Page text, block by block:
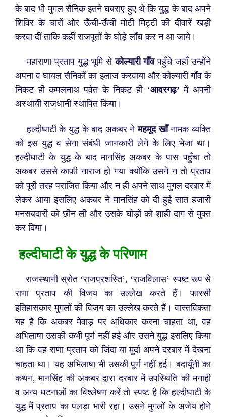
के बाद भी मुगल सैनिक इतने घबराए हुए थे कि युद्ध के बाद अपने
शिविर के चारों ओर ऊँची-ऊँची मोटी मिट्टी की दीवारें खड़ी
करवा दीं ताकि कहीं राजपूतों के घोड़े लाँघ कर न आ जाये।
महाराणा प्रताप युद्ध भूमि सेकोल्यारी गाँवपहुँचे जहाँ उन्होंने
अपना व घायल सैनिकों का इलाज करवाया और कोल्यारी गाँव के
निकट ही कमलनाथ पर्वत के निकट ही ‘आवरगढ़’ में अपनी
अस्थायी राजधानी स्थापित किया।
हल्दीघाटी के युद्ध के बाद अकबर नेमहमूद खाँनामक व्यक्ति
को इस युद्ध व सेना संबंधी जानकारी लेने के लिए भेजा था।
हल्दीघाटी के युद्ध के बाद मानसिंह अकबर के पास पहुँचा तो
अकबर उससे काफी नाराज हो गया क्योंकि उसने न तो प्रताप
को पूरी तरह पराजित किया और न ही अपने साथ मुगल दरबार में
लेकर आया इसलिए अकबर ने मानसिंह को दी हुई सात हजारी
मनसबदारी को छीन ली और उसके घोड़ों को शाही दाग से मुक्त
कर दिया।
हल्दीघाटी के युद्ध के परिणाम
राजस्थानी स्रोत ‘राजप्रशस्ति’, ‘राजविलास’ स्पष्ट रूप से
राणा प्रताप की विजय का उल्लेख करते हैं। फारसी
इतिहासकार मुगलों की विजय का उल्लेख करते हैं। वास्तविकता
यह है कि अकबर मेवाड़ पर अधिकार करना चाहता था, वह
अभिलाषा उसकी कभी पूर्ण नहीं हई और उसने युद्ध इसलिए किया
था कि वह राणा प्रताप को जिंदा या मुर्दा अपने दरबार में देखना
चाहता था। यह अभिलाषा भी उसकी पूर्ण नहीं हई। बदायूँनी का
कथन, मानसिंह की अकबर द्वारा दरबार में उपस्थिति की मनाही
व अन्य घटनाओं का विश्लेषण करें तो स्पष्ट है कि हल्दीघाटी के
युद्ध में प्रताप का पलड़ा भारी रहा। उसने मुगलों के अजेय होने